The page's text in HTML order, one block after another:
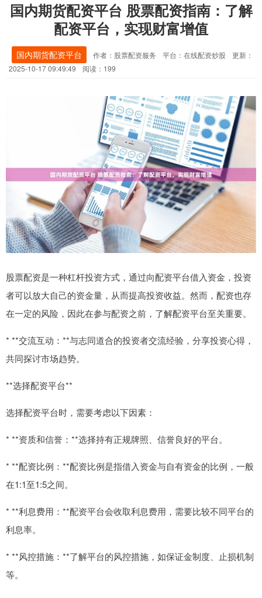
国内期货配资平台 股票配资指南：了解
配资平台，实现财富增值
国内期货配资平台 作者：股票配资服务 平台：在线配资炒股
更新：
2025-10-17 09:49:49
阅读：199
股票配资是一种杠杆投资方式，通过向配资平台借入资金，投资
者可以放大自己的资金量，从而提高投资收益。然而，配资也存
在一定的风险，因此在参与配资之前，了解配资平台至关重要。
* **交流互动：**与志同道合的投资者交流经验，分享投资心得，
共同探讨市场趋势。
**选择配资平台**
选择配资平台时，需要考虑以下因素：
* **资质和信誉：**选择持有正规牌照、信誉良好的平台。
* **配资比例：**配资比例是指借入资金与自有资金的比例，一般
在1:1至1:5之间。
* **利息费用：**配资平台会收取利息费用，需要比较不同平台的
利息率。
* **风控措施：**了解平台的风控措施，如保证金制度、止损机制
等。